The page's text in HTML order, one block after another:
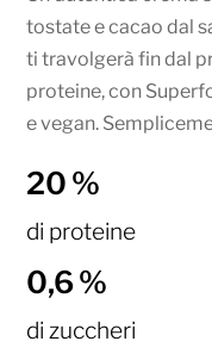
tostate e cacao dal
ti travolgerà fin dal
proteine, con
e vegan.
20 %
di proteine
0,6 %
di zuccheri